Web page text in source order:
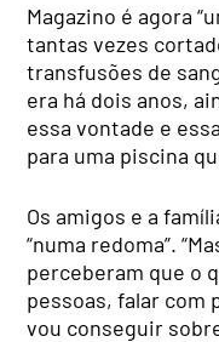
Magazino é agora
tantas vezes
transfusões de
era há dois anos,
essa vontade e
para uma piscina
Os amigos e a
“numa redoma”.
perceberam que o
pessoas, falar com
vou conseguir